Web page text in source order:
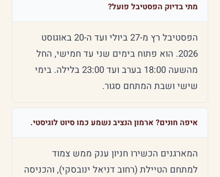
מתי בדיוק הפסטיבל פועל?
הפסטיבל רץ מ-27 ביולי ועד ה-20 באוגוסט
2026. הוא פתוח בימים שני עד חמישי, החל
מהשעה 18:00 בערב ועד 23:00 בלילה. בימי
שישי ושבת המתחם סגור.
איפה חונים? ארמון הנציב נשמע כמו סיוט לוגיסטי.
המארגנים הכשירו חניון ענק ממש צמוד
למתחם הטיילת (רחוב דניאל ינובסקי), והכניסה